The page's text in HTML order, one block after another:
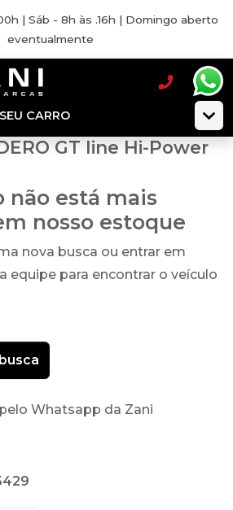
| Sáb - 8h às .16h | Domingo aberto
eventualmente
CARRO
GT line Hi-Power
não está mais
nosso estoque
nova busca ou entrar em
equipe para encontrar o veículo
Whatsapp da Zani